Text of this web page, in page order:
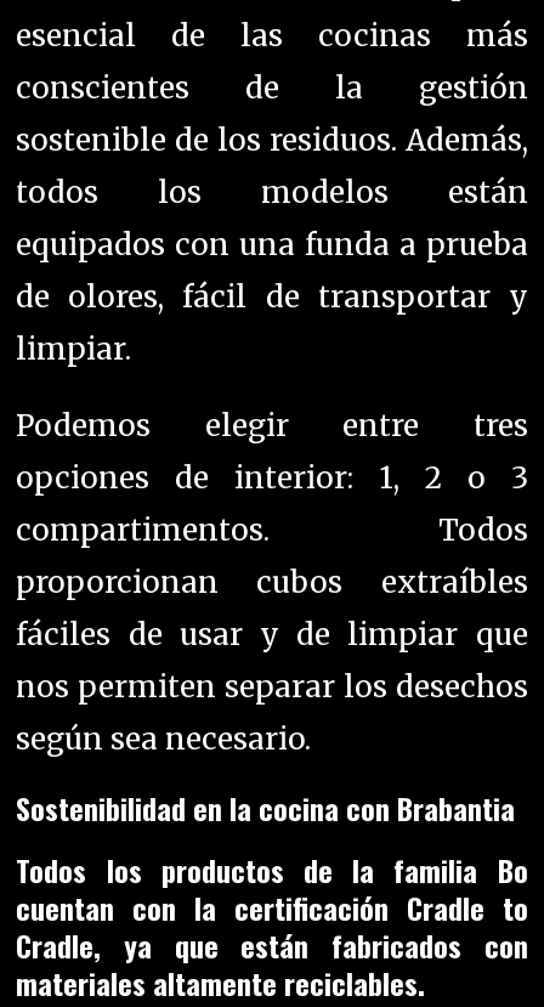
esencial de las cocinas más
conscientes de la gestión
sostenible de los residuos. Además,
todos los modelos están
equipados con una funda a prueba
de olores, fácil de transportar y
limpiar.
Podemos elegir entre tres
opciones de interior: 1, 2 o 3
compartimentos. Todos
proporcionan cubos extraíbles
fáciles de usar y de limpiar que
nos permiten separar los desechos
según sea necesario.
Sostenibilidad en la cocina con Brabantia
Todos los productos de la familia Bo
cuentan con la certificación Cradle to
Cradle, ya que están fabricados con
materiales altamente reciclables.